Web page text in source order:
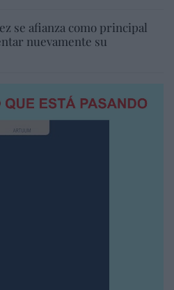
se afianza como principal
nuevamente su